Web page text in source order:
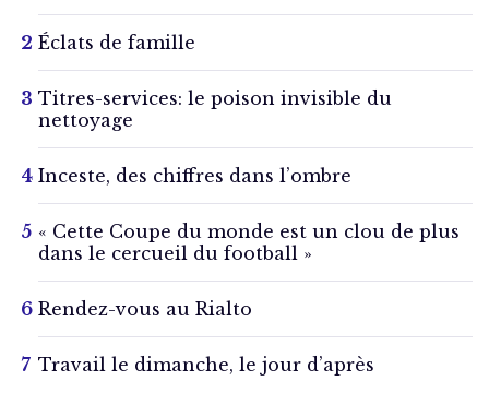
Éclats de famille
Titres-services: le poison invisible du
nettoyage
Inceste, des chiffres dans l’ombre
« Cette Coupe du monde est un clou de plus
dans le cercueil du football »
Rendez-vous au Rialto
Travail le dimanche, le jour d’après